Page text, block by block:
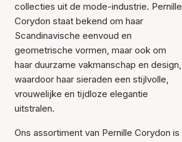
collecties uit de mode-industrie. Pernille
Corydon staat bekend om haar
Scandinavische eenvoud en
geometrische vormen, maar ook om
haar duurzame vakmanschap en design,
waardoor haar sieraden een stijlvolle,
vrouwelijke en tijdloze elegantie
uitstralen.
Ons assortiment van Pernille Corydon is